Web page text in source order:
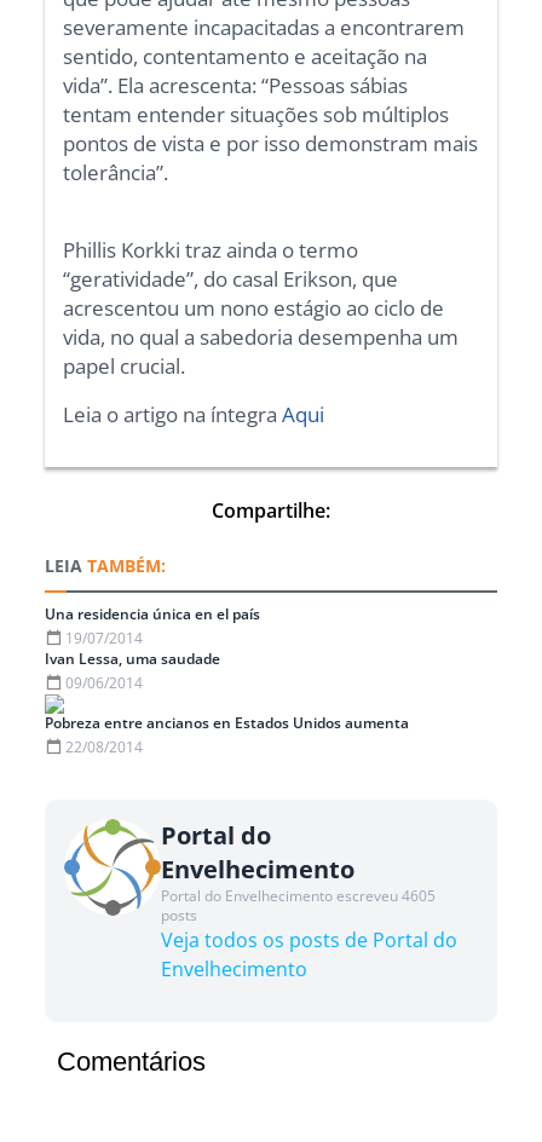
severamente incapacitadas a encontrarem
sentido, contentamento e aceitação na
vida”. Ela acrescenta: “Pessoas sábias
tentam entender situações sob múltiplos
pontos de vista e por isso demonstram mais
tolerância”.
Phillis Korkki traz ainda o termo
“geratividade”, do casal Erikson, que
acrescentou um nono estágio ao ciclo de
vida, no qual a sabedoria desempenha um
papel crucial.
Leia o artigo na íntegraAqui
Compartilhe:
TAMBÉM:
Una residencia única en el país
19/07/2014
Ivan Lessa, uma saudade
09/06/2014
Pobreza entre ancianos en Estados Unidos aumenta
22/08/2014
Portal do
Envelhecimento
Portal do Envelhecimento escreveu 4605
posts
Veja todos os posts de Portal do
Envelhecimento
Comentários